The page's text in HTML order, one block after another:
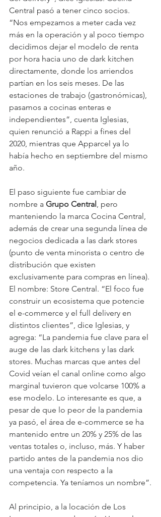
Central pasó a tener cinco socios.
“Nos empezamos a meter cada vez
más en la operación y al poco tiempo
decidimos dejar el modelo de renta
por hora hacia uno de dark kitchen
directamente, donde los arriendos
partían en los seis meses. De las
estaciones de trabajo (gastronómicas),
pasamos a cocinas enteras e
independientes”, cuenta Iglesias,
quien renunció a Rappi a fines del
2020, mientras que Apparcel ya lo
había hecho en septiembre del mismo
año.
El paso siguiente fue cambiar de
nombre a Grupo Central , pero
manteniendo la marca Cocina Central,
además de crear una segunda línea de
negocios dedicada a las dark stores
(punto de venta minorista o centro de
distribución que existen
exclusivamente para compras en línea).
El nombre: Store Central. “El foco fue
construir un ecosistema que potencie
el e-commerce y el full delivery en
distintos clientes”, dice Iglesias, y
agrega: “La pandemia fue clave para el
auge de las dark kitchens y las dark
stores. Muchas marcas que antes del
Covid veían el canal online como algo
marginal tuvieron que volcarse 100% a
ese modelo. Lo interesante es que, a
pesar de que lo peor de la pandemia
ya pasó, el área de e-commerce se ha
mantenido entre un 20% y 25% de las
ventas totales o, incluso, más. Y haber
partido antes de la pandemia nos dio
una ventaja con respecto a la
competencia. Ya teníamos un nombre”.
Al principio, a la locación de Los